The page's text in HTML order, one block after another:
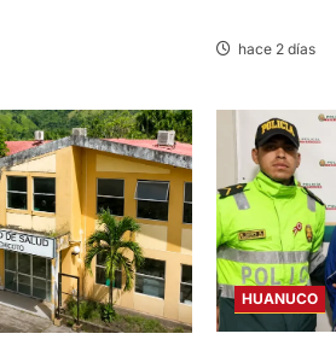
hace 2 días
HUANUCO